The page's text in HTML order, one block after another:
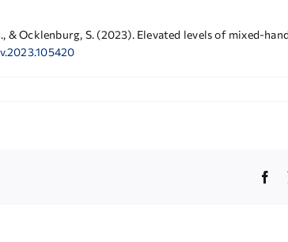
& Ocklenburg, S. (2023). Elevated levels of mixed-